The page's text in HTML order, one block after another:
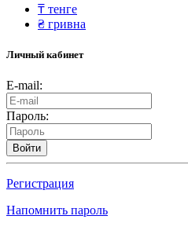
₸ тенге
₴ гривна
Личный кабинет
E-mail:
Пароль:
Войти
Регистрация
Напомнить пароль